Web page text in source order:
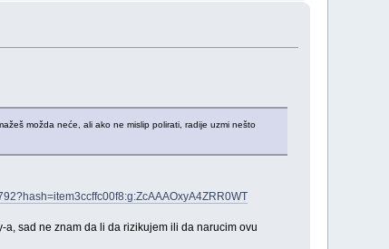
možda neće, ali ako ne mislip polirati, radije uzmi nešto
a, sad ne znam da li da rizikujem ili da narucim ovu